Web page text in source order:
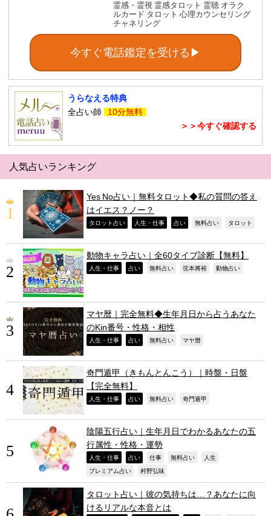
霊感・霊視 霊感タロット 霊聴 オラク
ルカード タロット 心理カウンセリング
チャネリング
今すぐ電話鑑定を受ける▶
うらなえる特典
全占い師
10分無料
＞＞今すぐ確認する
人気占いランキング
Yes No占い｜無料タロット◆私の質問の答え
はイエス？ノー？
タロット占い 人生・仕事 占い 無料占い タロット
動物キャラ占い｜全60タイプ診断【無料】
人生・仕事 占い 無料占い 弦本將裕 動物占い
マヤ暦｜完全無料◆生年月日から占うあなた
のKin番号・性格・相性
人生・仕事 占い 無料占い マヤ暦
奇門遁甲（きもんとんこう）｜時盤・日盤
【完全無料】
人生・仕事 占い 無料占い 奇門遁甲
陰陽五行占い｜生年月日でわかるあなたの五
行属性・性格・運勢
人生・仕事 占い 仕事 無料占い 人生
プレミアム占い 村野弘味
タロット占い｜彼の気持ちは…？あなたに向
けるリアルな本音とは